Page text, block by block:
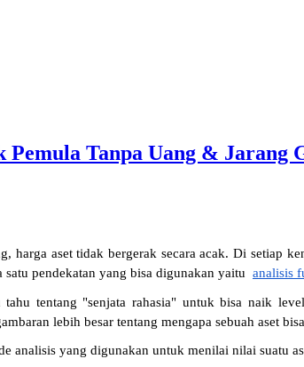
Pemula Tanpa Uang & Jarang
harga aset tidak bergerak secara acak. Di setiap
pendekatan yang bisa digunakan yaitu analisis
tahu tentang "senjata rahasia" untuk bisa naik
lebih besar tentang mengapa sebuah aset
analisis yang digunakan untuk menilai nilai suatu